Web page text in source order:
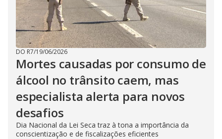
DO R7/19/06/2026
Mortes causadas por consumo de
álcool no trânsito caem, mas
especialista alerta para novos
desafios
Dia Nacional da Lei Seca traz à tona a importância da
conscientização e de fiscalizações eficientes